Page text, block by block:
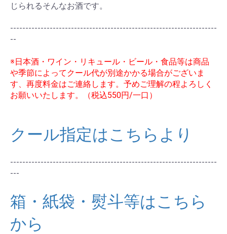
じられるそんなお酒です。
--------------------------------------------------------------------
--
※日本酒・ワイン・リキュール・ビール・食品等は商品
や季節によってクール代が別途かかる場合がございま
す、再度料金はご連絡します。予めご理解の程よろしく
お願いいたします。（税込550円/一口）
クール指定はこちらより
--------------------------------------------------------------------
---
箱・紙袋・熨斗等はこちら
から